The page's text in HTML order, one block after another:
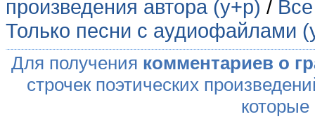
произведения автора (у+р) /
Только песни с аудиофайлами
Для получения комментариев о
строчек поэтических